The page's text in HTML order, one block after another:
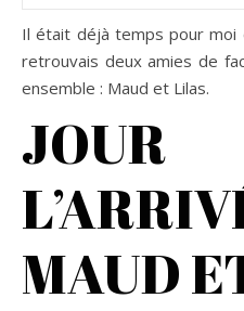
Il était déjà temps pour
retrouvais deux amies de
ensemble : Maud et Lilas.
MAUD